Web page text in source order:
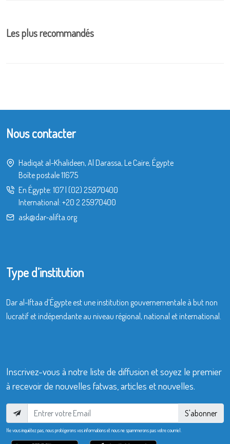
Les plus recommandés
Nous contacter
Hadiqat al-Khalideen, Al Darassa, Le Caire, Égypte
Boîte postale 11675
En Égypte: 107| (02) 25970400
International: +20 2 25970400
ask@dar-alifta.org
Type d’institution
Dar al-Iftaa d’Égypte est une institution gouvernementale à but non
lucratif et indépendante au niveau régional, national et international.
Inscrivez-vous à notre liste de diffusion et soyez le premier
à recevoir de nouvelles fatwas, articles et nouvelles.
S'abonner
Ne vous inquiétez pas, nous protégerons vos informations et nous ne spammerons pas votre courriel.